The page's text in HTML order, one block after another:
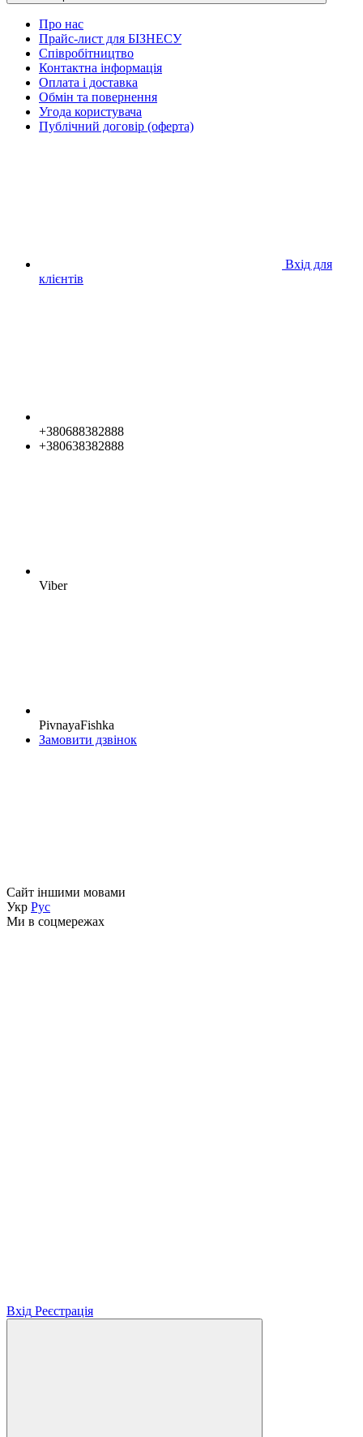
Про нас
Прайс-лист для БІЗНЕСУ
Співробітництво
Контактна інформація
Оплата і доставка
Обмін та повернення
Угода користувача
Публічний договір (оферта)
Вхід для
клієнтів
+380688382888
+380638382888
Viber
PivnayaFishka
Замовити дзвінок
Сайт іншими мовами
Укр Рус
Ми в соцмережах
Вхід Реєстрація